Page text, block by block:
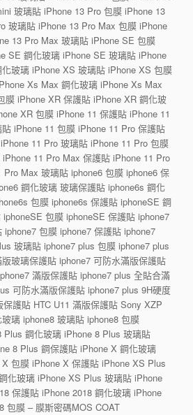
玻璃貼 iPhone 13 Pro 包膜 iPhone 13
玻璃貼 iPhone 13 Pro Max 包膜 iPhone
13 Pro Max 玻璃貼 iPhone SE 包膜
SE 鋼化玻璃 iPhone SE 玻璃貼 iPhone
玻璃 iPhone XS 玻璃貼 iPhone XS 包膜
Xs Max 鋼化玻璃 iPhone Xs Max
膜 iPhone XR 保護貼 iPhone XR 鋼化玻
XR 包膜 iPhone 11 保護貼 iPhone 11
iPhone 11 包膜 iPhone 11 Pro 保護貼
11 Pro 玻璃貼 iPhone 11 Pro 包膜
11 Pro Max 保護貼 iPhone 11 Pro
Max 玻璃貼 iphone6 包膜 iphone6 保
鋼化玻璃 玻璃保護貼 iphone6s 鋼化
包膜 iphone6s 保護貼 iphoneSE 鋼
包膜 iphoneSE 保護貼 iphone7
包膜 iphone7 保護貼 iphone7
玻璃貼 iphone7 plus 包膜 iphone7 plus
玻璃保護貼 iphone7 可防水滿版保護貼
滿版保護貼 iphone7 plus 全貼合滿
可防水滿版保護貼 iphone7 plus 9H硬度
護貼 HTC U11 滿版保護貼 Sony XZP
璃 iphone8 玻璃貼 iphone8 包膜
Plus 鋼化玻璃 iPhone 8 Plus 玻璃貼
8 Plus 鋼保護貼 iPhone X 鋼化玻璃
包膜 iPhone X 保護貼 iPhone XS Plus
化玻璃 iPhone XS Plus 玻璃貼 iPhone
保護貼 iPhone 2018 鋼化玻璃 iPhone
包膜 – 膜斯密碼MOS COAT